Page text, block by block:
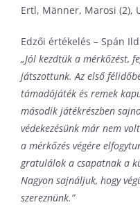
Ertl, Männer, Marosi (2),
Edzői értékelés – Spán
„Jól kezdtük a mérkőzést,
játszottunk. Az első
támadójáték és remek
második játékrészben
védekezésünk már nem
a mérkőzés végére
gratulálok a csapatnak a
Nagyon sajnáljuk, hogy
szereznünk.”